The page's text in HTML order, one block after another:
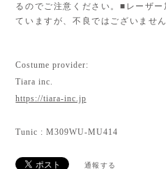
るのでご注意ください。■レーザ
ていますが、不良ではございません
Costume provider:
Tiara inc.
https://tiara-inc.jp
Tunic : M309WU-MU414
通報する